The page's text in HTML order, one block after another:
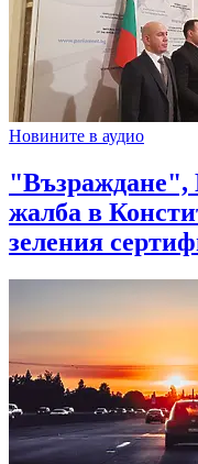
Новините в аудио
жалба в
зеления